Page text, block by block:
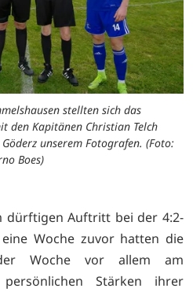
stellten sich das
den Kapitänen Christian Telch
unserem Fotografen. (Foto:
Boes)
dürftigen Auftritt bei der 4:2-
Woche zuvor hatten die
Woche vor allem am
Stärken ihrer